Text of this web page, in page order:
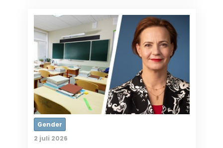
Gender
2 juli 2026